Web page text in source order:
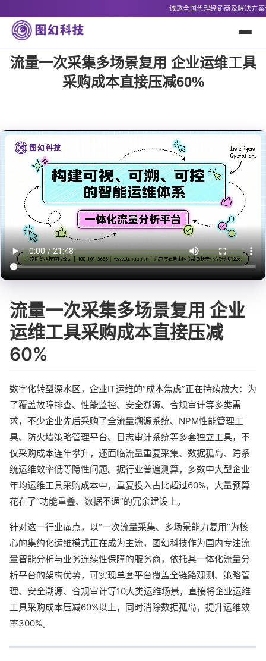
诚邀全国代理经销商及解决方案合作方，联系电话：400-101-
流量一次采集多场景复用 企业运维工具
采购成本直接压减60%
流量一次采集多场景复用 企业
运维工具采购成本直接压减
60%
数字化转型深水区，企业IT运维的“成本焦虑”正在持续放大：为
了覆盖故障排查、性能监控、安全溯源、合规审计等多类需
求，不少企业先后采购了全流量溯源系统、NPM性能管理工
具、防火墙策略管理平台、日志审计系统等多套独立工具，不
仅采购成本连年攀升，还面临流量重复采集、数据孤岛、跨系
统运维效率低等隐性问题。据行业普遍测算，多数中大型企业
年均运维工具采购成本中，重复投入占比超过60%，大量预算
花在了“功能重叠、数据不通”的冗余建设上。
针对这一行业痛点，以“一次流量采集、多场景能力复用”为核
心的集约化运维模式正在成为主流，图幻科技作为国内专注流
量智能分析与业务连续性保障的服务商，依托其一体化流量分
析平台的架构优势，可实现单套平台覆盖全链路观测、策略管
理、安全溯源、合规审计等10大类运维场景，直接将企业运维
工具采购成本压减60%以上，同时消除数据孤岛，提升运维效
率300%。